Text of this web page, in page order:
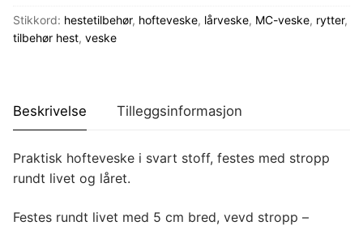
Stikkord: hestetilbehør, hofteveske, lårveske, MC-veske, rytter,
tilbehør hest, veske
Beskrivelse Tilleggsinformasjon
Praktisk hofteveske i svart stoff, festes med stropp
rundt livet og låret.
Festes rundt livet med 5 cm bred, vevd stropp –